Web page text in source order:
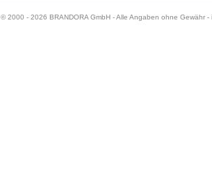
© 2000 - 2026 BRANDORA GmbH - Alle Angaben ohne Gewähr -